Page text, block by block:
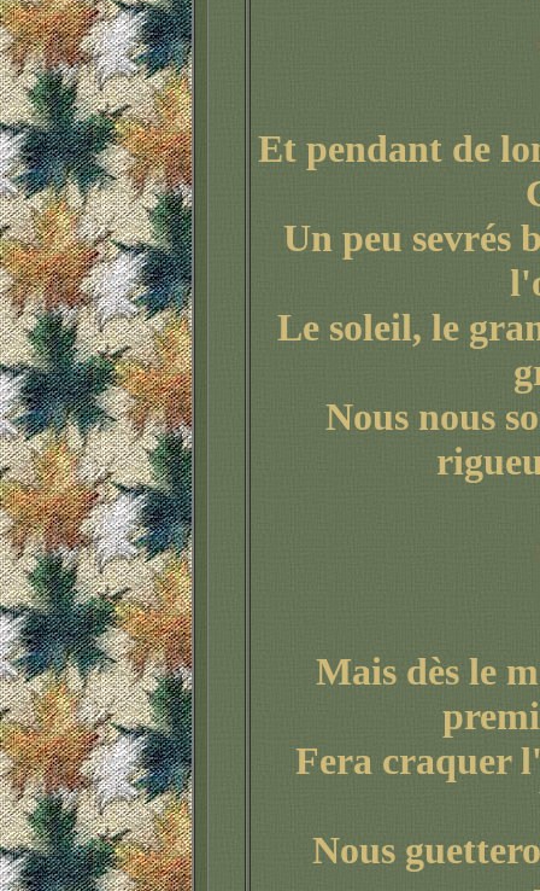
Et pendant de
Un peu sevrés
Le soleil, le
Nous nous
Mais dès le
Fera craquer
Nous